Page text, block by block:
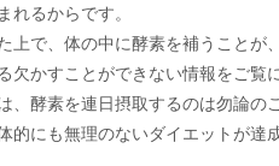
るからです。
上で、体の中に酵素を補うこと
かすことができない情報をご覧
酵素を連日摂取するのは勿論の
にも無理のないダイエットが達